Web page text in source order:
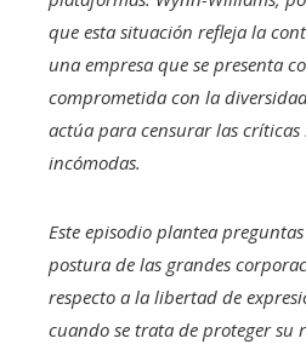
que esta situación refleja la
una empresa que se presenta
comprometida con la
actúa para censurar las
incómodas.
Este episodio plantea
postura de las grandes
respecto a la libertad de
cuando se trata de proteger su